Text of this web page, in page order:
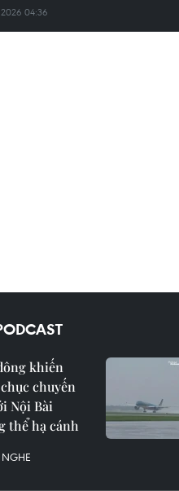
04:36
khiến
chuyến
Nội Bài
thể hạ cánh
NGHE